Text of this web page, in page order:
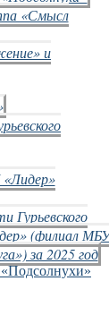
«Смысл
и
Гурьевского
(филиал
за 2025 год
«Подсолнухи»